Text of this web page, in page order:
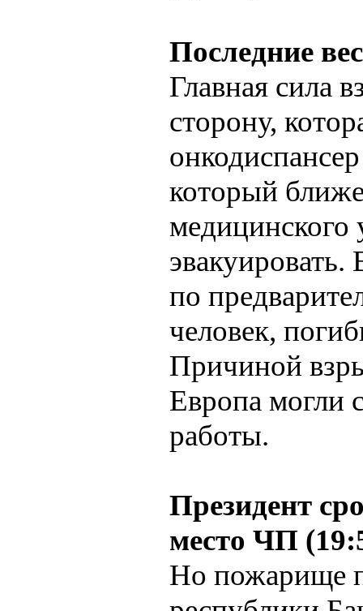
Последние
Главная сила
сторону,
который
медицинского
по
человек,
Причиной
Европа могли
работы.
Президент
место ЧП
Но пожарище